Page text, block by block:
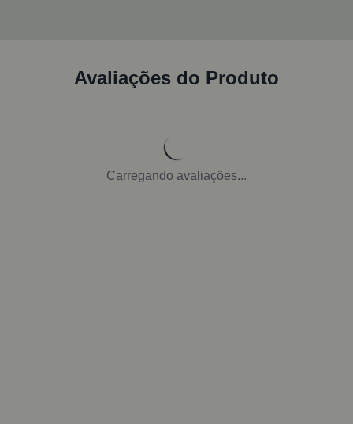
Avaliações do Produto
Carregando avaliações...